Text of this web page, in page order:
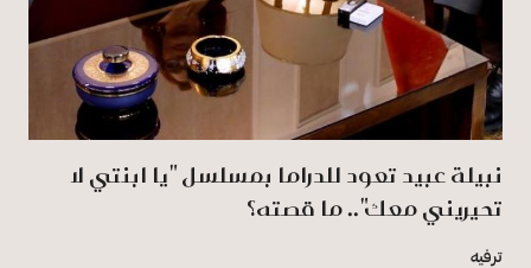
نبيلة عبيد تعود للدراما بمسلسل "يا ابنتي لا
تحيريني معك".. ما قصته؟
ترفيه